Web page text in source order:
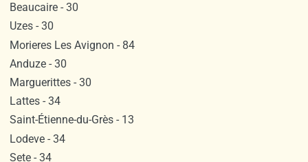
Beaucaire - 30
Uzes - 30
Morieres Les Avignon - 84
Anduze - 30
Marguerittes - 30
Lattes - 34
Saint-Étienne-du-Grès - 13
Lodeve - 34
Sete - 34